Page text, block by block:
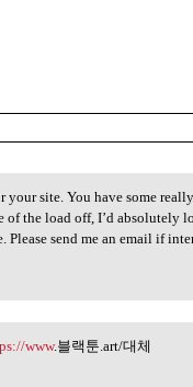
site. You have some
of the load off, I’d absolutely
send me an email if
www.블랙툰.art/대체